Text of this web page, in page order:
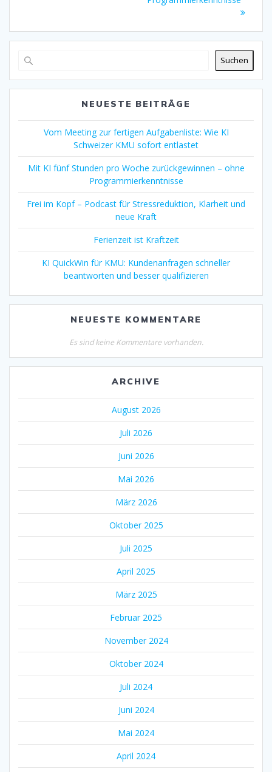
Suchen
NEUESTE BEITRÄGE
Vom Meeting zur fertigen Aufgabenliste: Wie KI
Schweizer KMU sofort entlastet
Mit KI fünf Stunden pro Woche zurückgewinnen – ohne
Programmierkenntnisse
Frei im Kopf – Podcast für Stressreduktion, Klarheit und
neue Kraft
Ferienzeit ist Kraftzeit
KI QuickWin für KMU: Kundenanfragen schneller
beantworten und besser qualifizieren
NEUESTE KOMMENTARE
Es sind keine Kommentare vorhanden.
ARCHIVE
August 2026
Juli 2026
Juni 2026
Mai 2026
März 2026
Oktober 2025
Juli 2025
April 2025
März 2025
Februar 2025
November 2024
Oktober 2024
Juli 2024
Juni 2024
Mai 2024
April 2024